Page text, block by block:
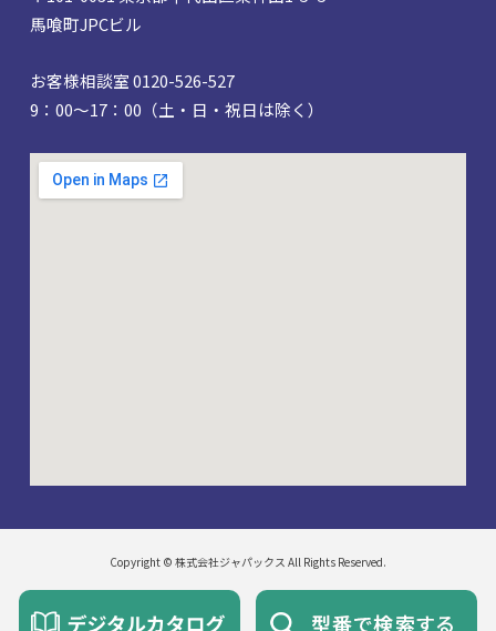
馬喰町JPCビル
お客様相談室 0120-526-527
9：00～17：00（土・日・祝日は除く）
Copyright © 株式会社ジャパックス All Rights Reserved.